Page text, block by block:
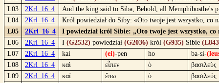
L03
2Krl_16_4
And the king said to Siba, Behold, all Memphibosthe's
L04
2Krl_16_4
Król powiedział do Siby: «Oto twoje jest wszystko, co
L05
2Krl_16_4
I powiedział król Sibie: „Oto twoje jest wszystko,
L06
2Krl_16_4 I (G2532) powiedział (G2036) król (G935) Sibie
L07
2Krl_16_4 kai (ei)-pen ho ba-si-
L08
2Krl_16_4 καὶ εἶπεν ὁ
βασιλεὺς
L09
2Krl_16_4 καί ἔπω ὁ
βασιλεύς